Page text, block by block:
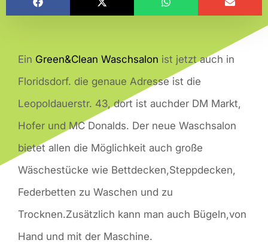
Ein Green&Clean Waschsalon ist jetzt auch in
Floridsdorf. die genaue Adresse ist die
Leopoldauerstr. 43, dort ist auchder DM Markt,
Hofer und MC Donalds. Der neue Waschsalon
bietet allen die Möglichkeit auch große
Wäschestücke wie Bettdecken,Steppdecken,
Federbetten zu Waschen und zu
Trocknen.Zusätzlich kann man auch Bügeln,von
Hand und mit der Maschine.